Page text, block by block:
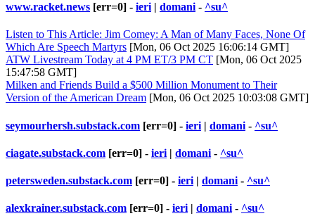
www.racket.news [err=0] - ieri | domani - ^su^
Listen to This Article: Jim Comey: A Man of Many Faces, None Of
Which Are Speech Martyrs [Mon, 06 Oct 2025 16:06:14 GMT]
ATW Livestream Today at 4 PM ET/3 PM CT [Mon, 06 Oct 2025
15:47:58 GMT]
Milken and Friends Build a $500 Million Monument to Their
Version of the American Dream [Mon, 06 Oct 2025 10:03:08 GMT]
seymourhersh.substack.com [err=0] - ieri | domani - ^su^
ciagate.substack.com [err=0] - ieri | domani - ^su^
petersweden.substack.com [err=0] - ieri | domani - ^su^
alexkrainer.substack.com [err=0] - ieri | domani - ^su^